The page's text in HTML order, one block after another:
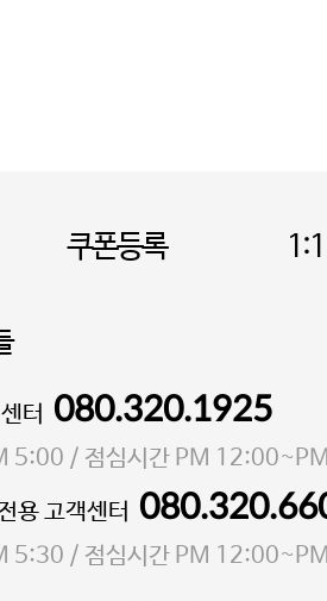
쿠폰등록
| 개인정보관리책임자 김상현
마포구 마포대로4다길 41 마포
번호 2023-서울마포-3931호
105-81-58242
터 080.320.1925
5:00 / 점심시간 PM
용 고객센터
5:30 / 점심시간 PM